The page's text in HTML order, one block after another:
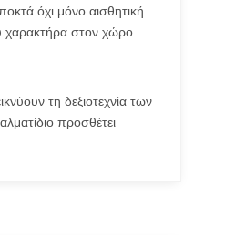
όχι μόνο αισθητική
χαρακτήρα στον χώρο.
τη δεξιοτεχνία των
προσθέτει